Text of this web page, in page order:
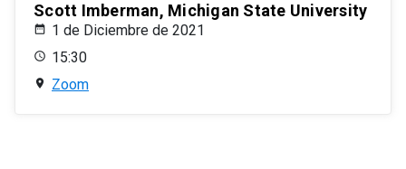
Scott Imberman, Michigan State University
1 de Diciembre de 2021
15:30
Zoom